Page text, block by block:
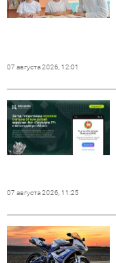
07 августа 2026, 12:01
07 августа 2026, 11:25